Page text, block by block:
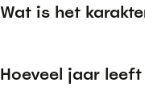
Wat is het
Hoeveel jaar leeft